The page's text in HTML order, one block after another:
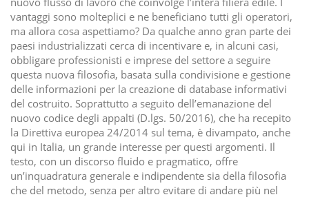
vantaggi sono molteplici e ne beneficiano tutti gli operatori,
ma allora cosa aspettiamo? Da qualche anno gran parte dei
paesi industrializzati cerca di incentivare e, in alcuni casi,
obbligare professionisti e imprese del settore a seguire
questa nuova filosofia, basata sulla condivisione e gestione
delle informazioni per la creazione di database informativi
del costruito. Soprattutto a seguito dell’emanazione del
nuovo codice degli appalti (D.lgs. 50/2016), che ha recepito
la Direttiva europea 24/2014 sul tema, è divampato, anche
qui in Italia, un grande interesse per questi argomenti. Il
testo, con un discorso fluido e pragmatico, offre
un’inquadratura generale e indipendente sia della filosofia
che del metodo, senza per altro evitare di andare più nel